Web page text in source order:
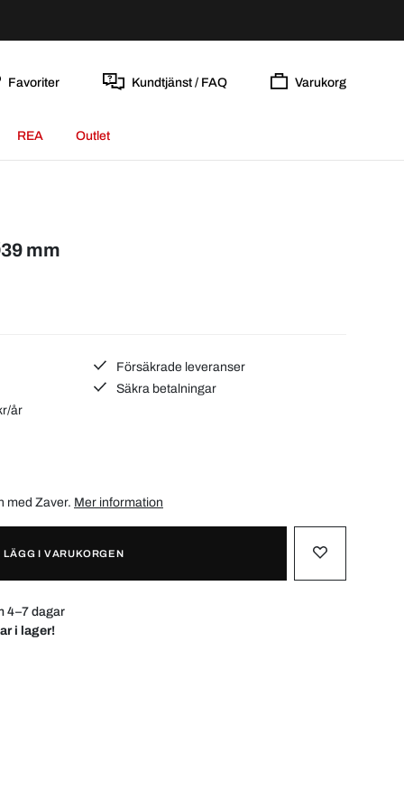
Favoriter Kundtjänst / FAQ Varukorg
REA Outlet
mm
Försäkrade leveranser
Säkra betalningar
år
med Zaver. Mer information
LÄGG I VARUKORGEN
4–7 dagar
i lager!